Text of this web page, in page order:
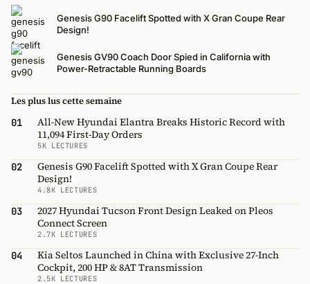
Genesis G90 Facelift Spotted with X Gran Coupe Rear
Design!
Genesis GV90 Coach Door Spied in California with
Power-Retractable Running Boards
Les plus lus cette semaine
01
All-New Hyundai Elantra Breaks Historic Record with
11,094 First-Day Orders
5K LECTURES
02
Genesis G90 Facelift Spotted with X Gran Coupe Rear
Design!
4.8K LECTURES
03
2027 Hyundai Tucson Front Design Leaked on Pleos
Connect Screen
2.7K LECTURES
04
Kia Seltos Launched in China with Exclusive 27-Inch
Cockpit, 200 HP & 8AT Transmission
2.5K LECTURES